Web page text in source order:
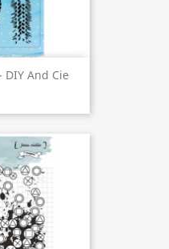
DIY And Cie